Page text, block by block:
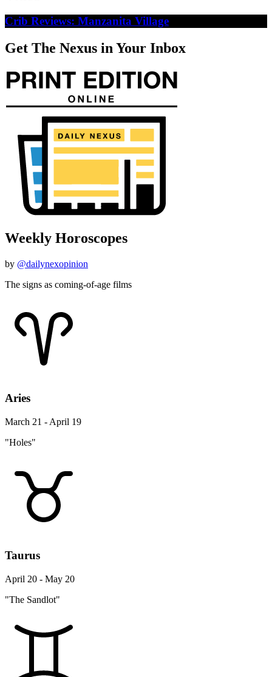
Crib Reviews: Manzanita Village
Get The Nexus in Your Inbox
Weekly Horoscopes
by @dailynexopinion
The signs as coming-of-age films
Aries
March 21 - April 19
"Holes"
Taurus
April 20 - May 20
"The Sandlot"